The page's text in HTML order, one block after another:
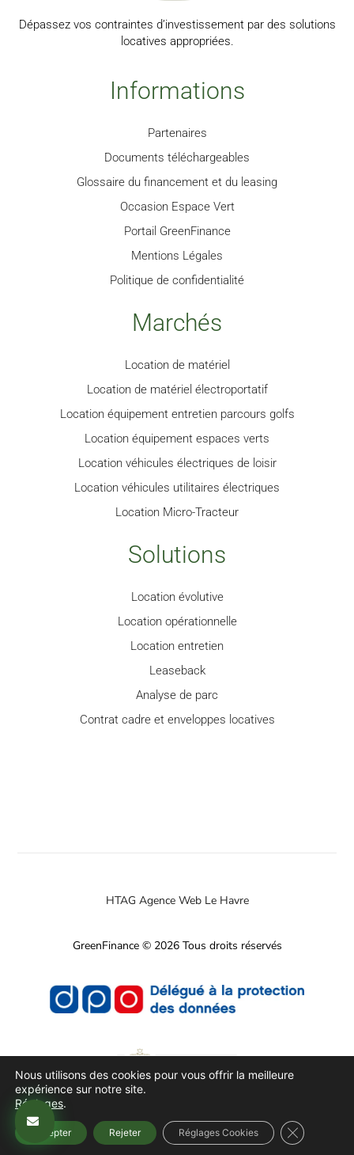
Dépassez vos contraintes d’investissement par des solutions
locatives appropriées.
Informations
Partenaires
Documents téléchargeables
Glossaire du financement et du leasing
Occasion Espace Vert
Portail GreenFinance
Mentions Légales
Politique de confidentialité
Marchés
Location de matériel
Location de matériel électroportatif
Location équipement entretien parcours golfs
Location équipement espaces verts
Location véhicules électriques de loisir
Location véhicules utilitaires électriques
Location Micro-Tracteur
Solutions
Location évolutive
Location opérationnelle
Location entretien
Leaseback
Analyse de parc
Contrat cadre et enveloppes locatives
HTAG Agence Web Le Havre
GreenFinance © 2026 Tous droits réservés
Nous utilisons des cookies pour vous offrir la meilleure
expérience sur notre site.
Réglages.
Accepter Rejeter Réglages Cookies Fermer la